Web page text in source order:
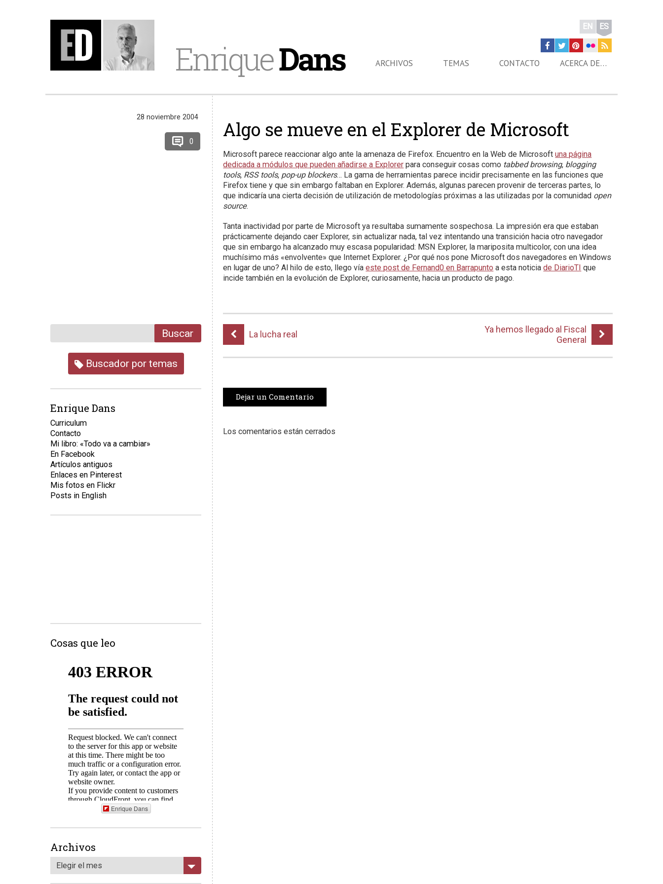
EnriqueDans
EN ES
ARCHIVOS TEMAS CONTACTO ACERCA DE…
Algo se mueve en el Explorer de Microsoft
Microsoft parece reaccionar algo ante la amenaza de Firefox. Encuentro en la Web de Microsoftuna página
dedicada a módulos que pueden añadirse a Explorer para conseguir cosas como tabbed browsing, blogging
tools, RSS tools, pop-up blockers… La gama de herramientas parece incidir precisamente en las funciones que
Firefox tiene y que sin embargo faltaban en Explorer. Además, algunas parecen provenir de terceras partes, lo
que indicaría una cierta decisión de utilización de metodologías próximas a las utilizadas por la comunidad open
source.
Tanta inactividad por parte de Microsoft ya resultaba sumamente sospechosa. La impresión era que estaban
prácticamente dejando caer Explorer, sin actualizar nada, tal vez intentando una transición hacia otro navegador
que sin embargo ha alcanzado muy escasa popularidad: MSN Explorer, la mariposita multicolor, con una idea
muchísimo más «envolvente» que Internet Explorer. ¿Por qué nos pone Microsoft dos navegadores en Windows
en lugar de uno? Al hilo de esto, llego víaeste post de Fernand0 en Barrapunto a esta noticiade DiarioTI que
incide también en la evolución de Explorer, curiosamente, hacia un producto de pago.
La lucha real
Ya hemos llegado al Fiscal
General
Dejar un Comentario
Los comentarios están cerrados
28 noviembre 2004
0
Buscar
Buscador por temas
Enrique Dans
Curriculum
Contacto
Mi libro: «Todo va a cambiar»
En Facebook
Artículos antiguos
Enlaces en Pinterest
Mis fotos en Flickr
Posts in English
Cosas que leo
Enrique Dans
Archivos
Elegir el mes